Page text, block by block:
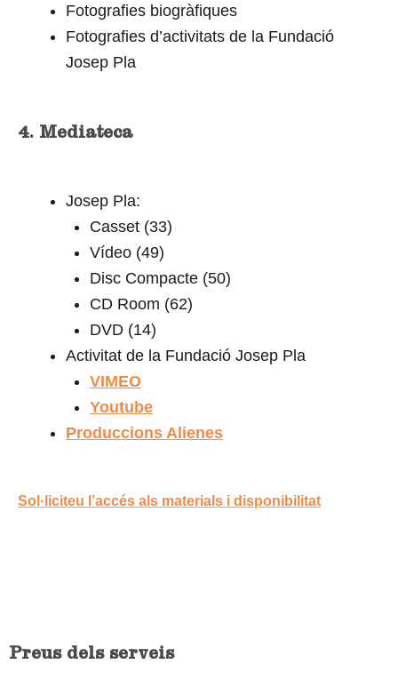
Fotografies biogràfiques
Fotografies d’activitats de la Fundació
Josep Pla
4. Mediateca
Josep Pla:
Casset (33)
Vídeo (49)
Disc Compacte (50)
CD Room (62)
DVD (14)
Activitat de la Fundació Josep Pla
VIMEO
Youtube
Produccions Alienes
Sol·liciteu l’accés als materials i disponibilitat
Preus dels serveis